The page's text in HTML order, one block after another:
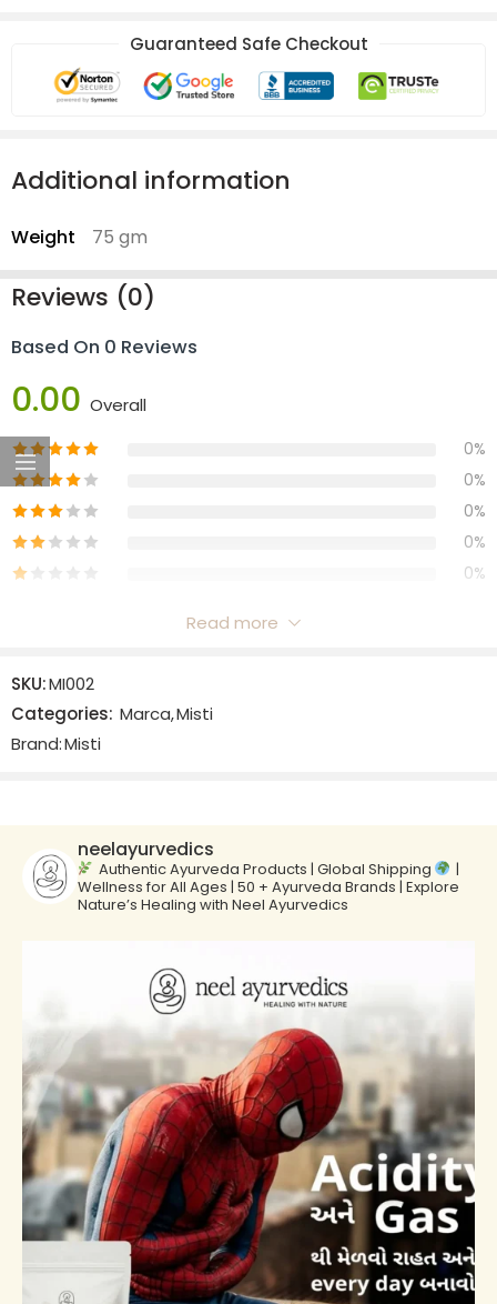
Guaranteed Safe Checkout
Additional information
Weight 75 gm
Reviews (0)
Based On 0 Reviews
0.00 Overall
0%
0%
0%
0%
0%
There are no reviews yet.
Read more
SKU:MI002
Categories: Marca,Misti
Brand:Misti
neelayurvedics
Authentic Ayurveda Products | Global Shipping
|
Wellness for All Ages | 50 + Ayurveda Brands | Explore
Nature’s Healing with Neel Ayurvedics